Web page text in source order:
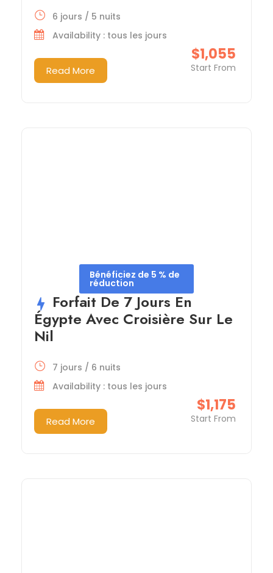
$1,055
Start From
6 jours / 5 nuits
Availability : tous les jours
Read More
Bénéficiez de 5 % de
réduction
Forfait De 7 Jours En
Égypte Avec Croisière Sur Le
Nil
$1,175
Start From
7 jours / 6 nuits
Availability : tous les jours
Read More